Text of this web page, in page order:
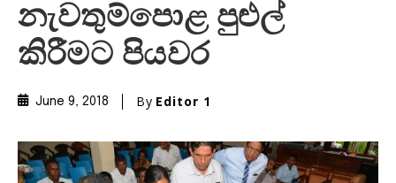
නැවතුම්පොළ පුළුල්
කිරීමට පියවර
June 9, 2018 By Editor 1